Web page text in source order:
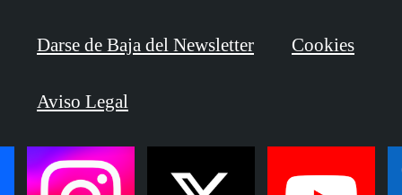
Darse de Baja del Newsletter Cookies
Aviso Legal